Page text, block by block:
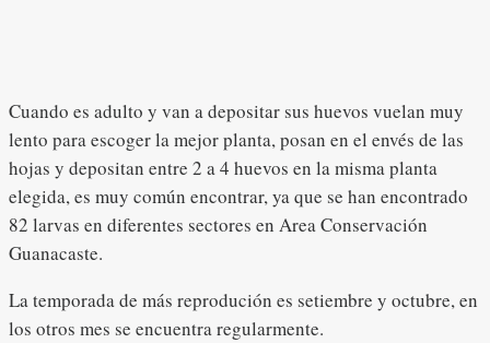
Cuando es adulto y van a depositar sus huevos vuelan muy
lento para escoger la mejor planta, posan en el envés de las
hojas y depositan entre 2 a 4 huevos en la misma planta
elegida, es muy común encontrar, ya que se han encontrado
82 larvas en diferentes sectores en Area Conservación
Guanacaste.
La temporada de más reprodución es setiembre y octubre, en
los otros mes se encuentra regularmente.